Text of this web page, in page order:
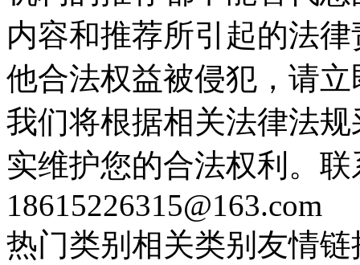
内容和推荐所引起的法
他合法权益被侵犯，请
我们将根据相关法律法
实维护您的合法权利。
18615226315@163.com
热门类别 相关类别 友情链